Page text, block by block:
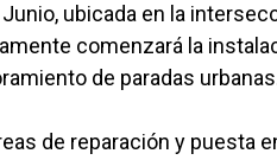
ubicada en la
comenzará la
de paradas
de reparación y puesta